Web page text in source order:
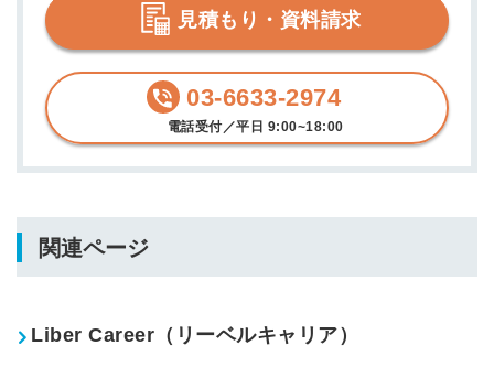
見積もり・資料請求
03-6633-2974
電話受付／平日 9:00~18:00
関連ページ
Liber Career（リーベルキャリア）